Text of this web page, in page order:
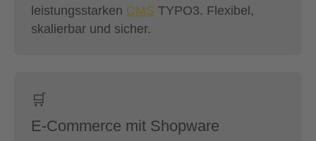
leistungsstarken CMS TYPO3. Flexibel,
skalierbar und sicher.
🛒
E-Commerce mit Shopware